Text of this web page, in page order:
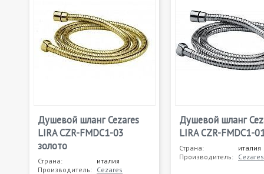
Душевой шланг Cezares
LIRA CZR-FMDС1-03
золото
Страна:
италия
Производитель: Cezares
Душевой шланг
LIRA CZR-FMDС1-
Страна:
италия
Производитель: Cezares